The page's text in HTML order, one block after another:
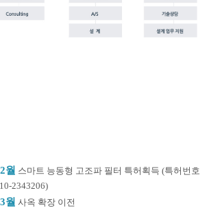
월 스마트 능동형 고조파 필터 특허획득 (특허번호
2343206)
월 사옥 확장 이전